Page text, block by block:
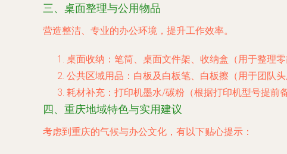
三、桌面整理与公用物品
营造整洁、专业的办公环境，提升工作效率。
桌面收纳 ：笔筒、桌面文件架、收纳盒（用于整理零
公共区域用品 ：白板及白板笔、白板擦（用于团队
耗材补充 ：打印机墨水/碳粉（根据打印机型号提前
四、重庆地域特色与实用建议
考虑到重庆的气候与办公文化，有以下贴心提示：